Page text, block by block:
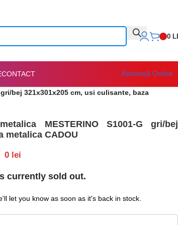
0
CONTACT Asistență Online
bej 321x301x205 cm, usi culisante, baza
MESTERINO S1001-G gri/bej
metalica CADOU
0 lei
currently sold out.
let you know as soon as it's back in stock.